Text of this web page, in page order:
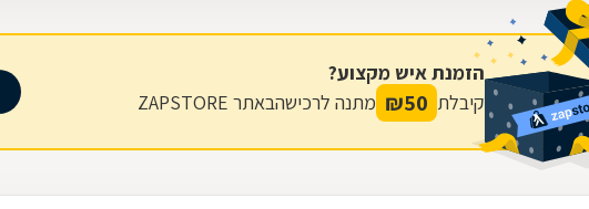
הזמנת איש מקצוע?
קיבלת 50
₪ מתנה לרכישהבאתר ZAPSTORE